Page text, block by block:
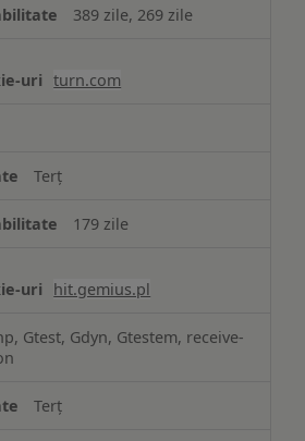
389 zile, 269 zile
turn.com
Terț
179 zile
hit.gemius.pl
Gtest, Gdyn, Gtestem, receive-
Terț